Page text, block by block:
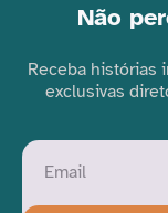
Não
Receba histórias
exclusivas